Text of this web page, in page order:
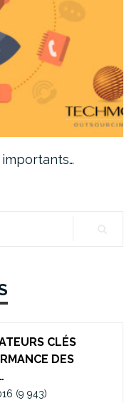
CLÉS
DES
(9 943)